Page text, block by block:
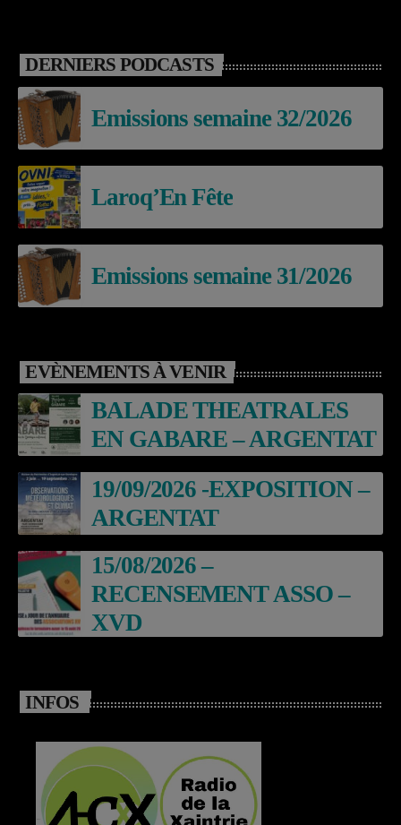
DERNIERS PODCASTS
Emissions semaine 32/2026
Laroq’En Fête
Emissions semaine 31/2026
EVÈNEMENTS À VENIR
BALADE THEATRALES
EN GABARE – ARGENTAT
19/09/2026 -EXPOSITION –
ARGENTAT
15/08/2026 –
RECENSEMENT ASSO –
XVD
INFOS